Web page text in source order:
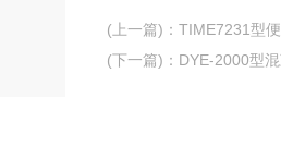
(上一篇) ： TIME7231型
(下一篇) ： DYE-2000型